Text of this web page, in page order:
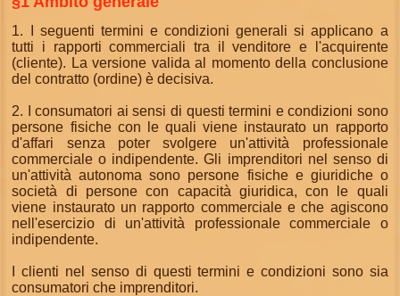
1. I seguenti termini e condizioni generali si applicano a
tutti i rapporti commerciali tra il venditore e l'acquirente
(cliente). La versione valida al momento della conclusione
del contratto (ordine) è decisiva.
2. I consumatori ai sensi di questi termini e condizioni sono
persone fisiche con le quali viene instaurato un rapporto
d'affari senza poter svolgere un'attività professionale
commerciale o indipendente. Gli imprenditori nel senso di
un'attività autonoma sono persone fisiche e giuridiche o
società di persone con capacità giuridica, con le quali
viene instaurato un rapporto commerciale e che agiscono
nell'esercizio di un'attività professionale commerciale o
indipendente.
I clienti nel senso di questi termini e condizioni sono sia
consumatori che imprenditori.